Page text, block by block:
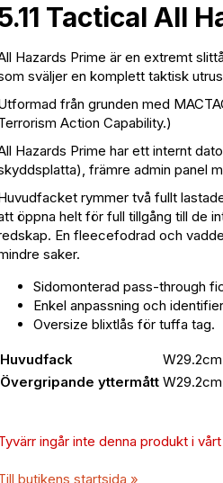
Tactical All
Hazards Prime är en extremt
sväljer en komplett taktisk
från grunden med
Action Capability.)
Hazards Prime har ett internt
främre admin panel
rymmer två fullt
öppna helt för full tillgång till de
En fleecefodrad och
saker.
Sidomonterad pass-through
Enkel anpassning och
Oversize blixtlås för tuffa tag.
Huvudfack
Övergripande yttermått
ingår inte denna produkt i
butikens startsida »